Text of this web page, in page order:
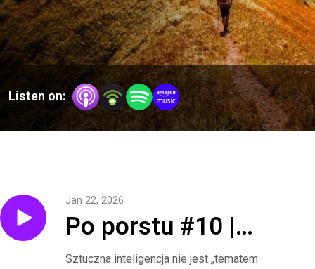
Listen on:
Po porstu #10 |
Deepfake’i i fałszywe
Jan 22, 2026
Sztuczna inteligencja nie jest „tematem